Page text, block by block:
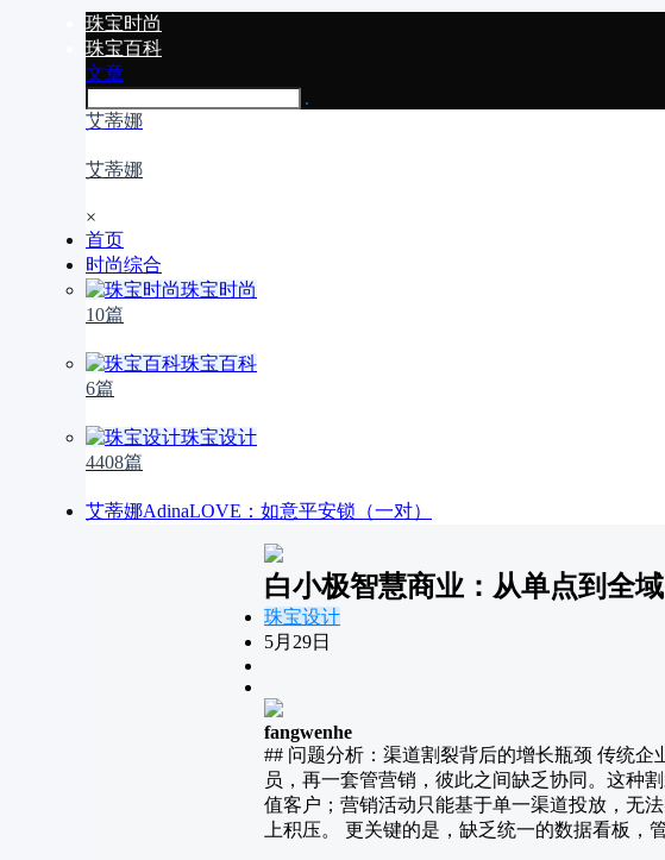
珠宝时尚
珠宝百科
文章
艾蒂娜
艾蒂娜
×
首页
时尚综合
珠宝时尚
10篇
珠宝百科
6篇
珠宝设计
4408篇
艾蒂娜AdinaLOVE：如意平安锁（一对）
白小极智慧商业：从单点到全
珠宝设计
5月29日
fangwenhe
## 问题分析：渠道割裂背后的增长瓶颈 传统
员，再一套管营销，彼此之间缺乏协同。这种
值客户；营销活动只能基于单一渠道投放，无
上积压。 更关键的是，缺乏统一的数据看板，